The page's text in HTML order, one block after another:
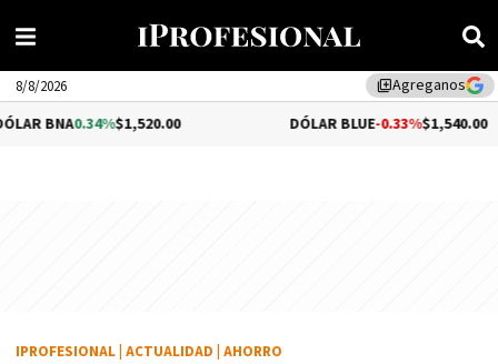
library_addAgreganos
8/8/2026
$1,520.00 -0.33%$1,540.00
IPROFESIONAL ACTUALIDAD AHORRO